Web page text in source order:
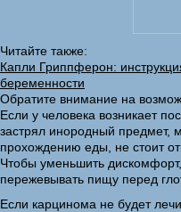
Читайте также:
Капли Гриппферон:
беременности
Обратите внимание на
Если у человека возникает
застрял инородный
прохождению еды, не стоит
Чтобы уменьшить
пережевывать пищу перед
Если карцинома не будет